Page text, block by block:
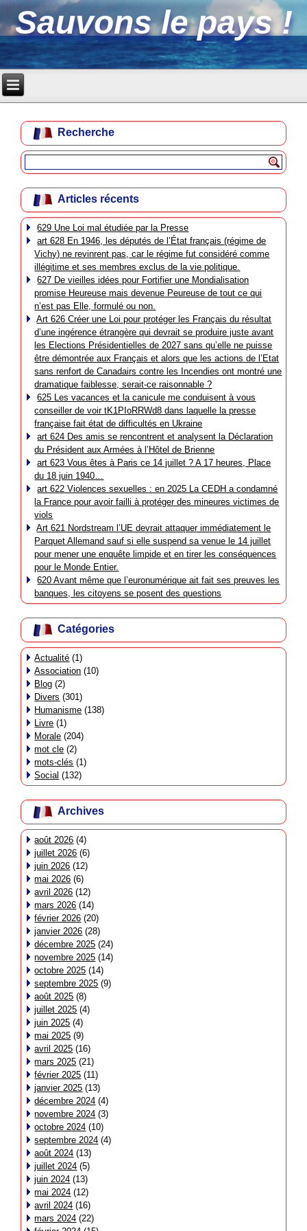
Sauvons le pays !
Recherche
Articles récents
629 Une Loi mal étudiée par la Presse
art 628 En 1946, les députés de l’État français (régime de
Vichy) ne revinrent pas, car le régime fut considéré comme
illégitime et ses membres exclus de la vie politique.
627 De vieilles idées pour Fortifier une Mondialisation
promise Heureuse mais devenue Peureuse de tout ce qui
n’est pas Elle, formulé ou non.
Art 626 Créer une Loi pour protéger les Français du résultat
d’une ingérence étrangère qui devrait se produire juste avant
les Elections Présidentielles de 2027 sans qu’elle ne puisse
être démontrée aux Français et alors que les actions de l’Etat
sans renfort de Canadairs contre les Incendies ont montré une
dramatique faiblesse, serait-ce raisonnable ?
625 Les vacances et la canicule me conduisent à vous
conseiller de voir tK1PIoRRWd8 dans laquelle la presse
française fait état de difficultés en Ukraine
art 624 Des amis se rencontrent et analysent la Déclaration
du Président aux Armées à l’Hôtel de Brienne
art 623 Vous êtes à Paris ce 14 juillet ? A 17 heures, Place
du 18 juin 1940…
art 622 Violences sexuelles : en 2025 La CEDH a condamné
la France pour avoir failli à protéger des mineures victimes de
viols
Art 621 Nordstream l’UE devrait attaquer immédiatement le
Parquet Allemand sauf si elle suspend sa venue le 14 juillet
pour mener une enquête limpide et en tirer les conséquences
pour le Monde Entier.
620 Avant même que l’euronumérique ait fait ses preuves les
banques, les citoyens se posent des questions
Catégories
Actualité (1)
Association (10)
Blog (2)
Divers (301)
Humanisme (138)
Livre (1)
Morale (204)
mot cle (2)
mots-clés (1)
Social (132)
Archives
août 2026 (4)
juillet 2026 (6)
juin 2026 (12)
mai 2026 (6)
avril 2026 (12)
mars 2026 (14)
février 2026 (20)
janvier 2026 (28)
décembre 2025 (24)
novembre 2025 (14)
octobre 2025 (14)
septembre 2025 (9)
août 2025 (8)
juillet 2025 (4)
juin 2025 (4)
mai 2025 (9)
avril 2025 (16)
mars 2025 (21)
février 2025 (11)
janvier 2025 (13)
décembre 2024 (4)
novembre 2024 (3)
octobre 2024 (10)
septembre 2024 (4)
août 2024 (13)
juillet 2024 (5)
juin 2024 (13)
mai 2024 (12)
avril 2024 (16)
mars 2024 (22)